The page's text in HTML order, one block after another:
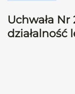
Uchwała
działalność